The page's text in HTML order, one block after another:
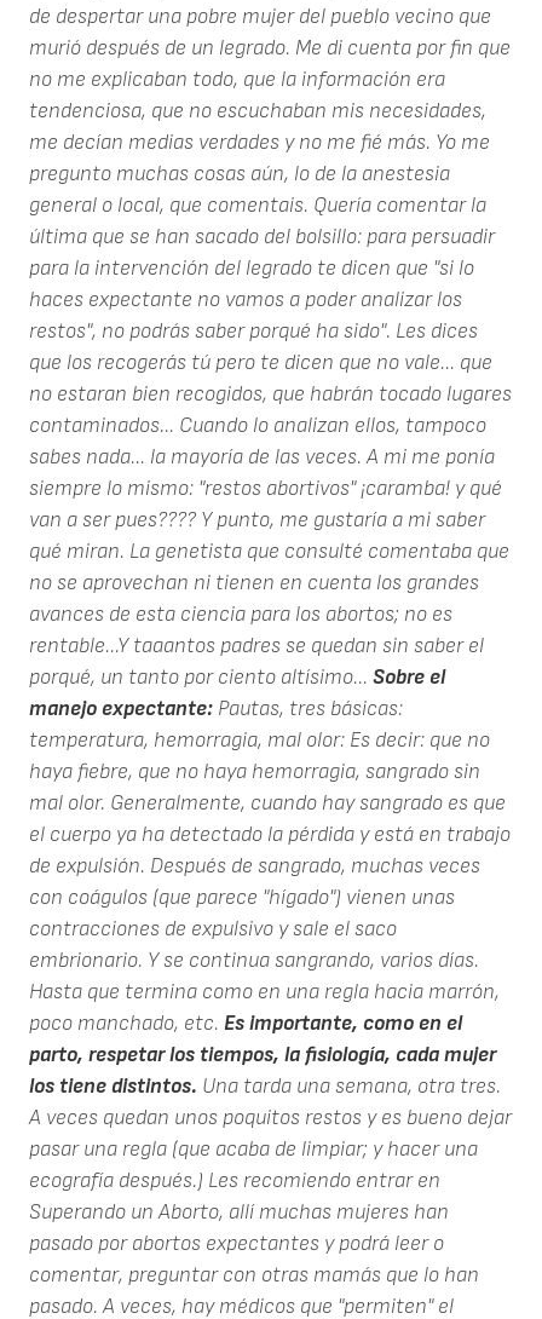
de despertar una pobre mujer del pueblo vecino que
murió después de un legrado. Me di cuenta por fin que
no me explicaban todo, que la información era
tendenciosa, que no escuchaban mis necesidades,
me decían medias verdades y no me fié más. Yo me
pregunto muchas cosas aún, lo de la anestesia
general o local, que comentais. Quería comentar la
última que se han sacado del bolsillo: para persuadir
para la intervención del legrado te dicen que "si lo
haces expectante no vamos a poder analizar los
restos", no podrás saber porqué ha sido". Les dices
que los recogerás tú pero te dicen que no vale... que
no estaran bien recogidos, que habrán tocado lugares
contaminados... Cuando lo analizan ellos, tampoco
sabes nada... la mayoría de las veces. A mi me ponía
siempre lo mismo: "restos abortivos" ¡caramba! y qué
van a ser pues???? Y punto, me gustaría a mi saber
qué miran. La genetista que consulté comentaba que
no se aprovechan ni tienen en cuenta los grandes
avances de esta ciencia para los abortos; no es
rentable...Y taaantos padres se quedan sin saber el
porqué, un tanto por ciento altísimo... Sobre el
manejo expectante: Pautas, tres básicas:
temperatura, hemorragia, mal olor: Es decir: que no
haya fiebre, que no haya hemorragia, sangrado sin
mal olor. Generalmente, cuando hay sangrado es que
el cuerpo ya ha detectado la pérdida y está en trabajo
de expulsión. Después de sangrado, muchas veces
con coágulos (que parece "hígado") vienen unas
contracciones de expulsivo y sale el saco
embrionario. Y se continua sangrando, varios días.
Hasta que termina como en una regla hacia marrón,
poco manchado, etc. Es importante, como en el
parto, respetar los tiempos, la fisiología, cada mujer
los tiene distintos. Una tarda una semana, otra tres.
A veces quedan unos poquitos restos y es bueno dejar
pasar una regla (que acaba de limpiar; y hacer una
ecografía después.) Les recomiendo entrar en
Superando un Aborto, allí muchas mujeres han
pasado por abortos expectantes y podrá leer o
comentar, preguntar con otras mamás que lo han
pasado. A veces, hay médicos que "permiten" el